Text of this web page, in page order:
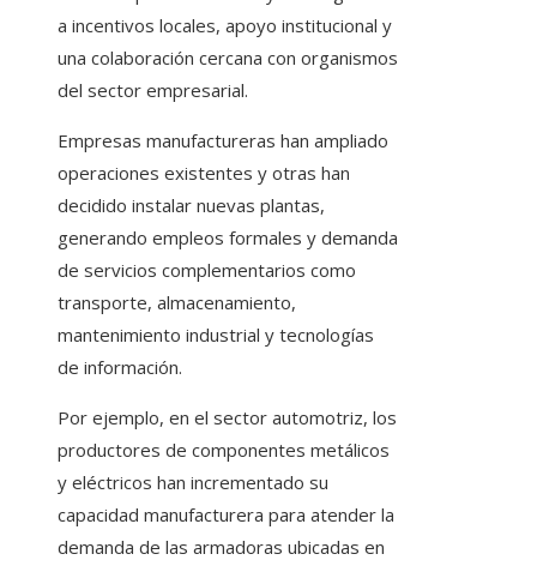
a incentivos locales, apoyo institucional y
una colaboración cercana con organismos
del sector empresarial.
Empresas manufactureras han ampliado
operaciones existentes y otras han
decidido instalar nuevas plantas,
generando empleos formales y demanda
de servicios complementarios como
transporte, almacenamiento,
mantenimiento industrial y tecnologías
de información.
Por ejemplo, en el sector automotriz, los
productores de componentes metálicos
y eléctricos han incrementado su
capacidad manufacturera para atender la
demanda de las armadoras ubicadas en